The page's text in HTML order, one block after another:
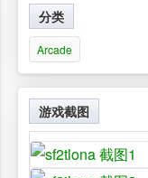
分类
Arcade
游戏截图